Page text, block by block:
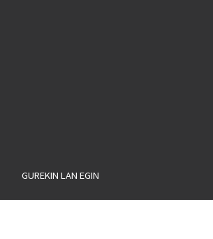
GUREKIN LAN EGIN